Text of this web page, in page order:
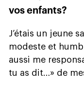
vos enfants?
J’étais un jeune
modeste et
aussi me
tu as dit…» de